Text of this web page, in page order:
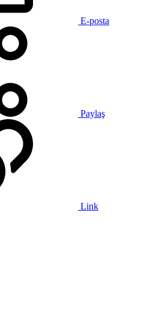
E-posta
Paylaş
Link